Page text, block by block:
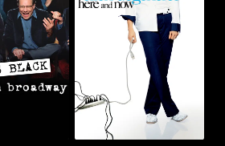
إيلين دوجينيريس: هير آند
ناو
لويس